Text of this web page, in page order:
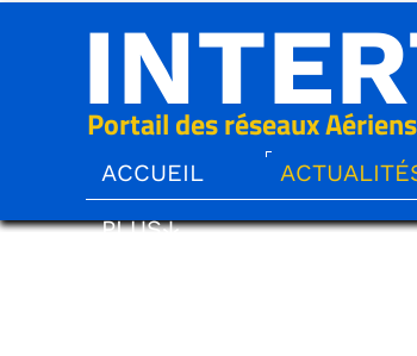
Portail des réseaux
ACCUEIL
PLUS↓